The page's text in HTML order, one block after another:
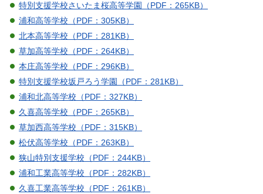
特別支援学校さいたま桜高等学園（PDF：265KB）
浦和高等学校（PDF：305KB）
北本高等学校（PDF：281KB）
草加高等学校（PDF：264KB）
本庄高等学校（PDF：296KB）
特別支援学校坂戸ろう学園（PDF：281KB）
浦和北高等学校（PDF：327KB）
久喜高等学校（PDF：265KB）
草加西高等学校（PDF：315KB）
松伏高等学校（PDF：263KB）
狭山特別支援学校（PDF：244KB）
浦和工業高等学校（PDF：282KB）
久喜工業高等学校（PDF：261KB）